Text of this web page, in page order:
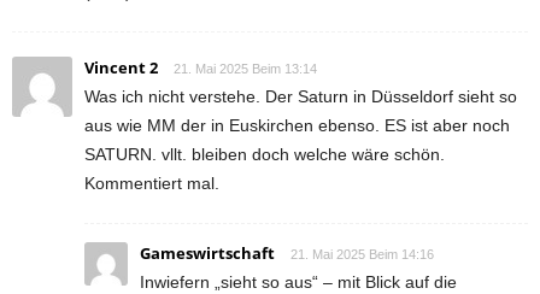
Vincent 2 21. Mai 2025 Beim 13:14
Was ich nicht verstehe. Der Saturn in Düsseldorf sieht so
aus wie MM der in Euskirchen ebenso. ES ist aber noch
SATURN. vllt. bleiben doch welche wäre schön.
Kommentiert mal.
Gameswirtschaft 21. Mai 2025 Beim 14:16
Inwiefern „sieht so aus“ – mit Blick auf die